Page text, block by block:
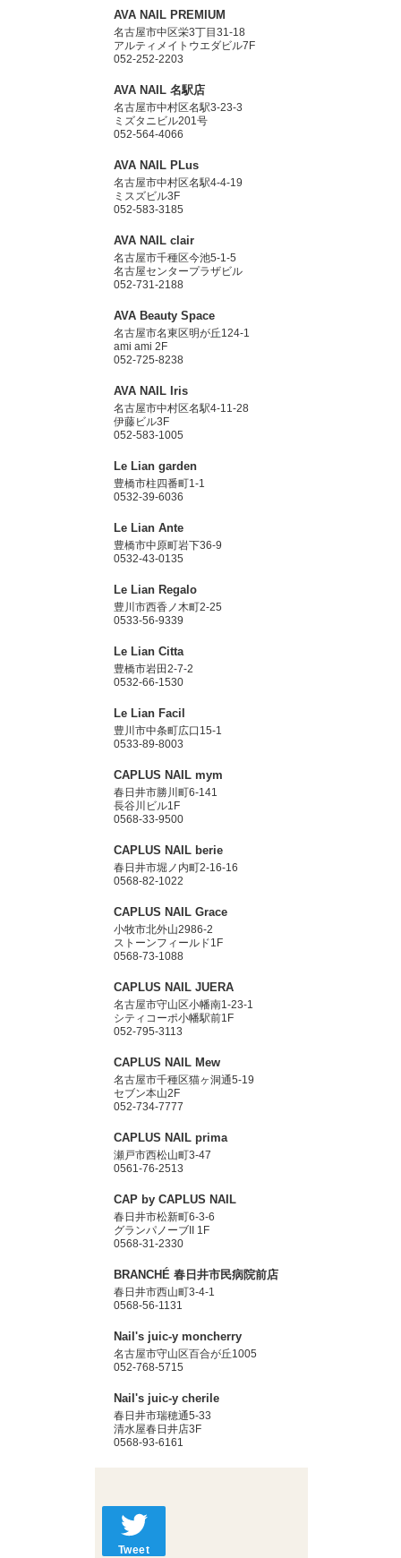
AVA NAIL PREMIUM
名古屋市中区栄3丁目31-18
アルティメイトウエダビル7F
052-252-2203
AVA NAIL 名駅店
名古屋市中村区名駅3-23-3
ミズタニビル201号
052-564-4066
AVA NAIL PLus
名古屋市中村区名駅4-4-19
ミスズビル3F
052-583-3185
AVA NAIL clair
名古屋市千種区今池5-1-5
名古屋センタープラザビル
052-731-2188
AVA Beauty Space
名古屋市名東区明が丘124-1
ami ami 2F
052-725-8238
AVA NAIL Iris
名古屋市中村区名駅4-11-28
伊藤ビル3F
052-583-1005
Le Lian garden
豊橋市柱四番町1-1
0532-39-6036
Le Lian Ante
豊橋市中原町岩下36-9
0532-43-0135
Le Lian Regalo
豊川市西香ノ木町2-25
0533-56-9339
Le Lian Citta
豊橋市岩田2-7-2
0532-66-1530
Le Lian Facil
豊川市中条町広口15-1
0533-89-8003
CAPLUS NAIL mym
春日井市勝川町6-141
長谷川ビル1F
0568-33-9500
CAPLUS NAIL berie
春日井市堀ノ内町2-16-16
0568-82-1022
CAPLUS NAIL Grace
小牧市北外山2986-2
ストーンフィールド1F
0568-73-1088
CAPLUS NAIL JUERA
名古屋市守山区小幡南1-23-1
シティコーポ小幡駅前1F
052-795-3113
CAPLUS NAIL Mew
名古屋市千種区猫ヶ洞通5-19
セブン本山2F
052-734-7777
CAPLUS NAIL prima
瀬戸市西松山町3-47
0561-76-2513
CAP by CAPLUS NAIL
春日井市松新町6-3-6
グランパノーブII 1F
0568-31-2330
BRANCHÉ 春日井市民病院前店
春日井市西山町3-4-1
0568-56-1131
Nail's juic-y moncherry
名古屋市守山区百合が丘1005
052-768-5715
Nail's juic-y cherile
春日井市瑞穂通5-33
清水屋春日井店3F
0568-93-6161
Tweet